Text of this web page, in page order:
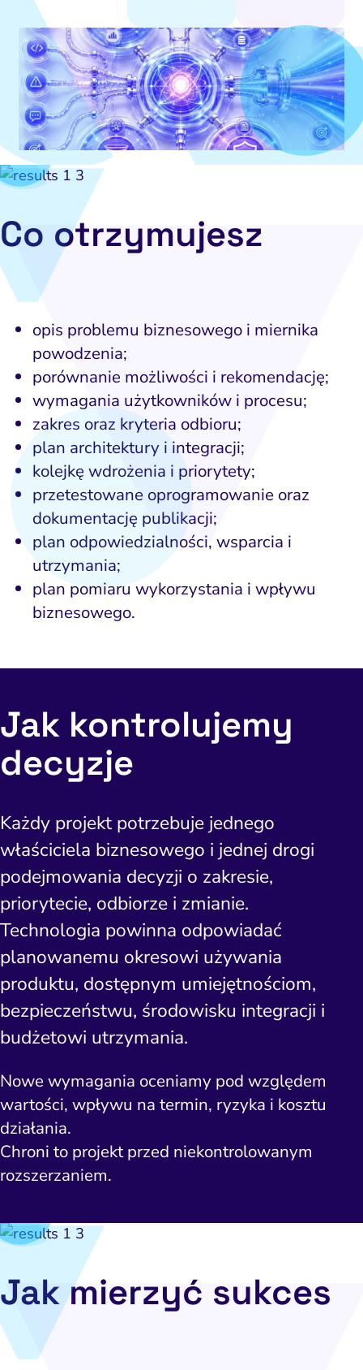
Co otrzymujesz
opis problemu biznesowego i miernika
powodzenia;
porównanie możliwości i rekomendację;
wymagania użytkowników i procesu;
zakres oraz kryteria odbioru;
plan architektury i integracji;
kolejkę wdrożenia i priorytety;
przetestowane oprogramowanie oraz
dokumentację publikacji;
plan odpowiedzialności, wsparcia i
utrzymania;
plan pomiaru wykorzystania i wpływu
biznesowego.
Jak kontrolujemy
decyzje
Każdy projekt potrzebuje jednego
właściciela biznesowego i jednej drogi
podejmowania decyzji o zakresie,
priorytecie, odbiorze i zmianie.
Technologia powinna odpowiadać
planowanemu okresowi używania
produktu, dostępnym umiejętnościom,
bezpieczeństwu, środowisku integracji i
budżetowi utrzymania.
Nowe wymagania oceniamy pod względem
wartości, wpływu na termin, ryzyka i kosztu
działania.
Chroni to projekt przed niekontrolowanym
rozszerzaniem.
Jak mierzyć sukces